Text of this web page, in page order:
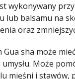
wykonywany
lub balsamu na
oraz
sha może
umysłu. Może
mięśni i stawów,